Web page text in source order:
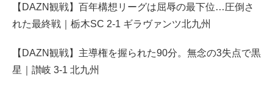
【DAZN観戦】百年構想リーグは屈辱の最下位…圧倒さ
れた最終戦｜栃木SC 2-1 ギラヴァンツ北九州
【DAZN観戦】主導権を握られた90分。無念の3失点で黒
星｜讃岐 3-1 北九州